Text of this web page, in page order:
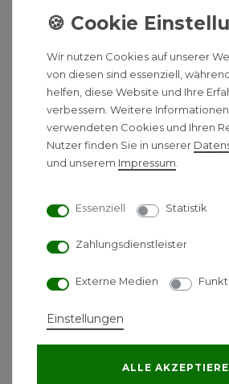
Remko
SLE 45-85
Entfeuchter
248,00 € *
mobiler
Wir nutzen Cookies auf unserer
von diesen sind essenziell,
helfen, diese Website und Ihre
verbessern. Weitere
verwendeten Cookies und Ihren
Nutzer finden Sie in unserer
und unserem Impressum
Essenziell Statistik
Zahlungsdienstleister
Externe Medien
Einstellungen
ALLE